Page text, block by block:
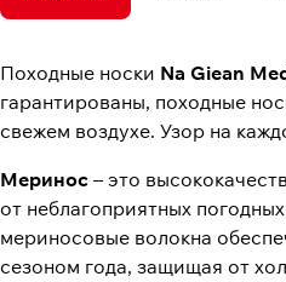
Походные носки Na Giean
гарантированы, походные
свежем воздухе. Узор на
Меринос – это
от неблагоприятных
мериносовые волокна
сезоном года, защищая от